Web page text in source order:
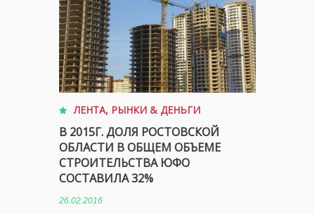
ЛЕНТА, РЫНКИ & ДЕНЬГИ
В 2015Г. ДОЛЯ РОСТОВСКОЙ
ОБЛАСТИ В ОБЩЕМ ОБЪЕМЕ
СТРОИТЕЛЬСТВА ЮФО
СОСТАВИЛА 32%
26.02.2016